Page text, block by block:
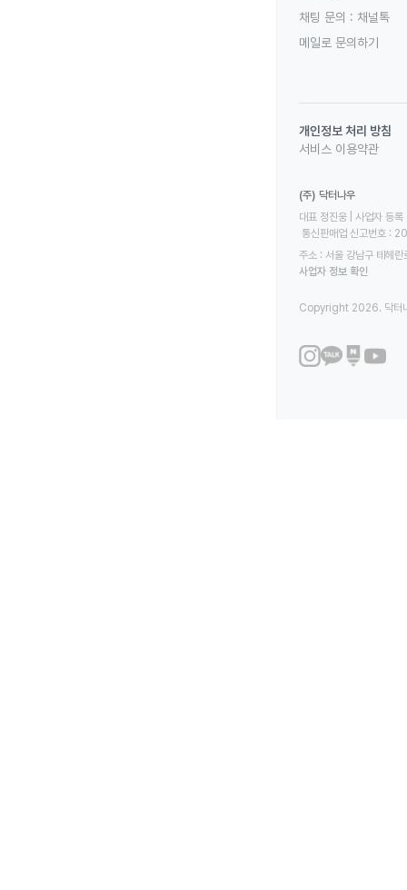
채팅 문의 : 채널톡
메일로 문의하기
개인정보 처리 방침
서비스 이용약관
(주) 닥터나우
대표 정진웅 | 사업자
통신판매업 신고번호
주소 : 서울 강남구 테헤
사업자 정보 확인
Copyright 2026. 닥터